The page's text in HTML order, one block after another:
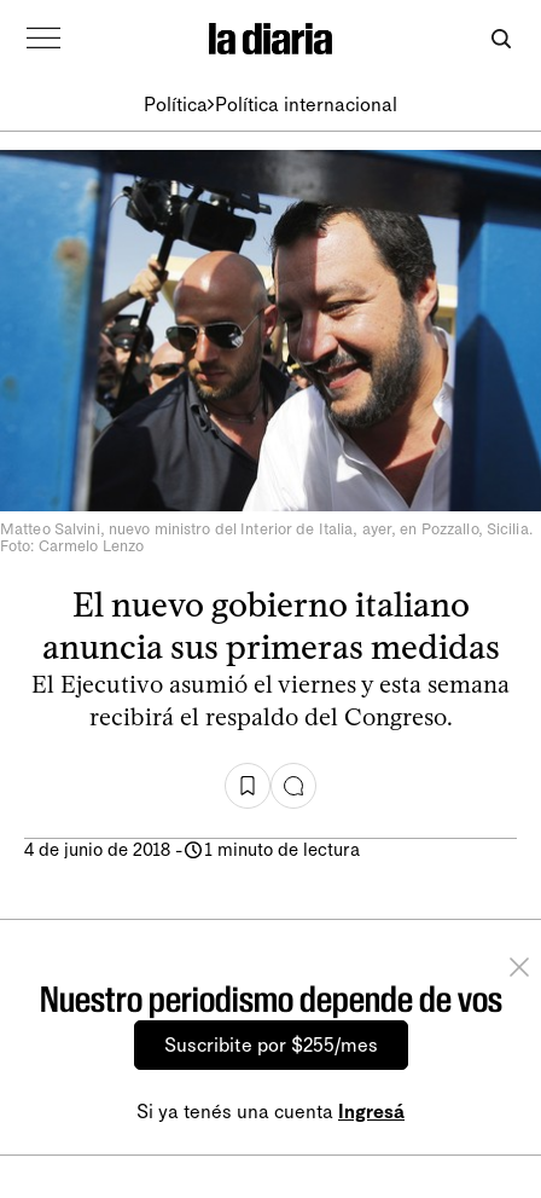
Política Política internacional
Matteo Salvini, nuevo ministro del Interior de Italia, ayer, en Pozzallo, Sicilia.
Foto: Carmelo Lenzo
El nuevo gobierno italiano
anuncia sus primeras medidas
El Ejecutivo asumió el viernes y esta semana
recibirá el respaldo del Congreso.
4 de junio de 2018 - 1 minuto de lectura
Nuestro periodismo depende de vos
Suscribite por $255/mes
Si ya tenés una cuenta Ingresá